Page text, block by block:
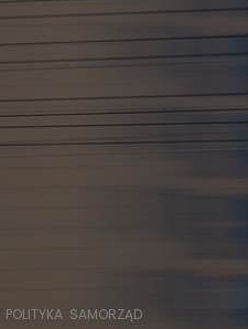
POLITYKA SAMORZĄD